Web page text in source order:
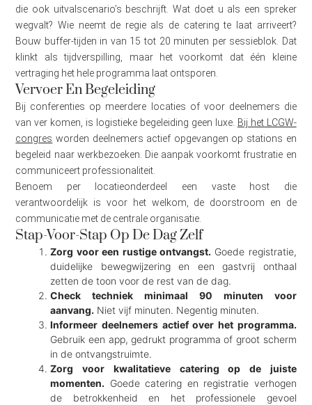
die ook uitvalscenario’s beschrijft. Wat doet u als een spreker
wegvalt? Wie neemt de regie als de catering te laat arriveert?
Bouw buffer-tijden in van 15 tot 20 minuten per sessieblok. Dat
klinkt als tijdverspilling, maar het voorkomt dat één kleine
vertraging het hele programma laat ontsporen.
Vervoer En Begeleiding
Bij conferenties op meerdere locaties of voor deelnemers die
van ver komen, is logistieke begeleiding geen luxe. Bij het LCGW-
congres worden deelnemers actief opgevangen op stations en
begeleid naar werkbezoeken. Die aanpak voorkomt frustratie en
communiceert professionaliteit.
Benoem per locatieonderdeel een vaste host die
verantwoordelijk is voor het welkom, de doorstroom en de
communicatie met de centrale organisatie.
Stap-Voor-Stap Op De Dag Zelf
Zorg voor een rustige ontvangst. Goede registratie,
duidelijke bewegwijzering en een gastvrij onthaal
zetten de toon voor de rest van de dag.
Check techniek minimaal 90 minuten voor
aanvang. Niet vijf minuten. Negentig minuten.
Informeer deelnemers actief over het programma.
Gebruik een app, gedrukt programma of groot scherm
in de ontvangstruimte.
Zorg voor kwalitatieve catering op de juiste
momenten. Goede catering en registratie verhogen
de betrokkenheid en het professionele gevoel